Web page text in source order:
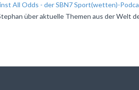
All Odds - der SBN7 Sport(wetten)-
über aktuelle Themen aus der Welt